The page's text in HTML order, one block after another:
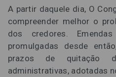
A partir daquele dia, O
compreender melhor o
dos credores.
promulgadas desde
prazos de quitação
administrativas, adotadas